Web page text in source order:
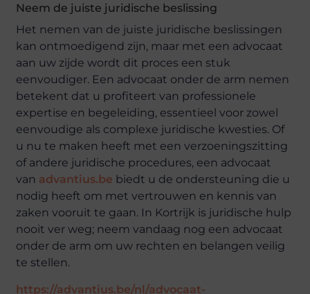
Neem de juiste juridische beslissing
Het nemen van de juiste juridische beslissingen
kan ontmoedigend zijn, maar met een advocaat
aan uw zijde wordt dit proces een stuk
eenvoudiger. Een advocaat onder de arm nemen
betekent dat u profiteert van professionele
expertise en begeleiding, essentieel voor zowel
eenvoudige als complexe juridische kwesties. Of
u nu te maken heeft met een verzoeningszitting
of andere juridische procedures, een advocaat
van advantius.be biedt u de ondersteuning die u
nodig heeft om met vertrouwen en kennis van
zaken vooruit te gaan. In Kortrijk is juridische hulp
nooit ver weg; neem vandaag nog een advocaat
onder de arm om uw rechten en belangen veilig
te stellen.
https://advantius.be/nl/advocaat-